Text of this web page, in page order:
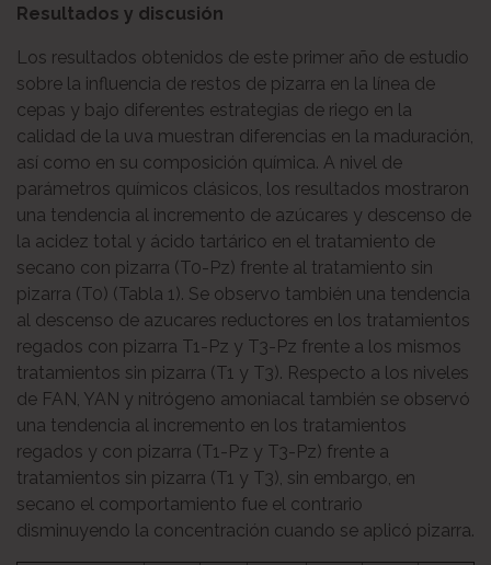
Resultados y discusión
Los resultados obtenidos de este primer año de estudio
sobre la influencia de restos de pizarra en la línea de
cepas y bajo diferentes estrategias de riego en la
calidad de la uva muestran diferencias en la maduración,
así como en su composición química. A nivel de
parámetros químicos clásicos, los resultados mostraron
una tendencia al incremento de azúcares y descenso de
la acidez total y ácido tartárico en el tratamiento de
secano con pizarra (T0-Pz) frente al tratamiento sin
pizarra (T0) (Tabla 1). Se observo también una tendencia
al descenso de azucares reductores en los tratamientos
regados con pizarra T1-Pz y T3-Pz frente a los mismos
tratamientos sin pizarra (T1 y T3). Respecto a los niveles
de FAN, YAN y nitrógeno amoniacal también se observó
una tendencia al incremento en los tratamientos
regados y con pizarra (T1-Pz y T3-Pz) frente a
tratamientos sin pizarra (T1 y T3), sin embargo, en
secano el comportamiento fue el contrario
disminuyendo la concentración cuando se aplicó pizarra.